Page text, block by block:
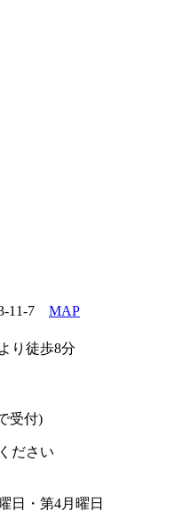
11-7 MAP
り徒歩8分
受付)
ださい
日・第4月曜日